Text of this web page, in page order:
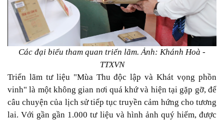
Các đại biểu tham quan triển lãm. Ảnh: Khánh Hoà -
TTXVN
Triển lãm tư liệu "Mùa Thu độc lập và Khát vọng phồn
vinh" là một không gian nơi quá khứ và hiện tại gặp gỡ, để
câu chuyện của lịch sử tiếp tục truyền cảm hứng cho tương
lai. Với gần gần 1.000 tư liệu và hình ảnh quý hiếm, được